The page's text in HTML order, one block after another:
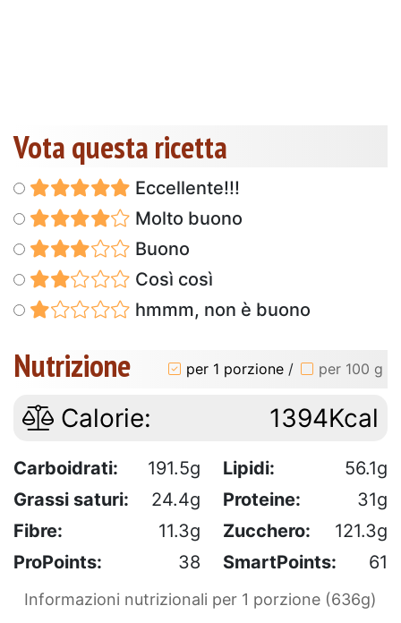
Vota questa ricetta
Eccellente!!!
Molto buono
Buono
Così così
hmmm, non è buono
Nutrizione per 1 porzione / per 100 g
Calorie: 1394Kcal
Carboidrati: 191.5g Lipidi:
56.1g
Grassi saturi:
24.4g Proteine:
31g
Fibre:
11.3g Zucchero:
121.3g
ProPoints:
38 SmartPoints: 61
Informazioni nutrizionali per 1 porzione (636g)